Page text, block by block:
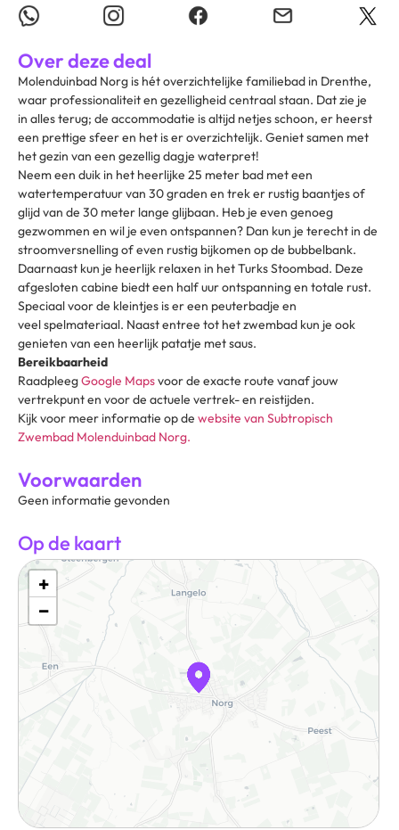
Over deze deal
Molenduinbad Norg is hét overzichtelijke familiebad in Drenthe,
waar professionaliteit en gezelligheid centraal staan. Dat zie je
in alles terug; de accommodatie is altijd netjes schoon, er heerst
een prettige sfeer en het is er overzichtelijk. Geniet samen met
het gezin van een gezellig dagje waterpret!
Neem een duik in het heerlijke 25 meter bad met een
watertemperatuur van 30 graden en trek er rustig baantjes of
glijd van de 30 meter lange glijbaan. Heb je even genoeg
gezwommen en wil je even ontspannen? Dan kun je terecht in de
stroomversnelling of even rustig bijkomen op de bubbelbank.
Daarnaast kun je heerlijk relaxen in het Turks Stoombad. Deze
afgesloten cabine biedt een half uur ontspanning en totale rust.
Speciaal voor de kleintjes is er een peuterbadje en
veel spelmateriaal. Naast entree tot het zwembad kun je ook
genieten van een heerlijk patatje met saus.
Bereikbaarheid
RaadpleegGoogle Mapsvoor de exacte route vanaf jouw
vertrekpunt en voor de actuele vertrek- en reistijden.
Kijk voor meer informatie op de website van Subtropisch
Zwembad Molenduinbad Norg.
Voorwaarden
Geen informatie gevonden
Op de kaart
+
−